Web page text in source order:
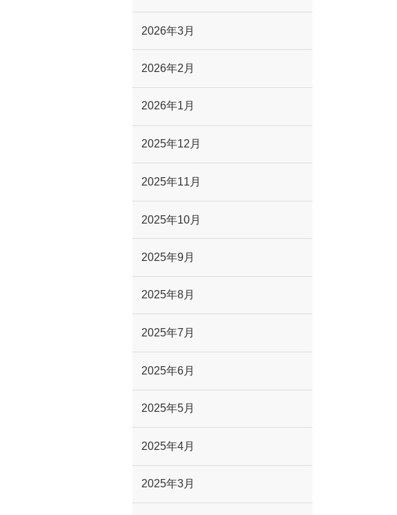
2026年3月
2026年2月
2026年1月
2025年12月
2025年11月
2025年10月
2025年9月
2025年8月
2025年7月
2025年6月
2025年5月
2025年4月
2025年3月